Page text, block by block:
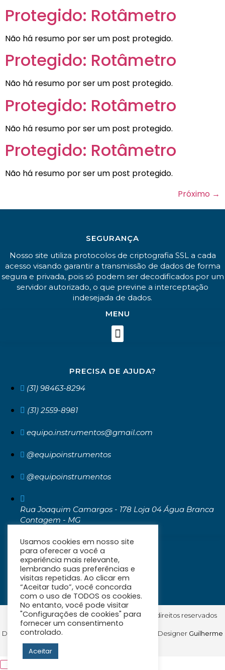
Protegido: Rotâmetro
Não há resumo por ser um post protegido.
Protegido: Rotâmetro
Não há resumo por ser um post protegido.
Protegido: Rotâmetro
Não há resumo por ser um post protegido.
Protegido: Rotâmetro
Não há resumo por ser um post protegido.
Próximo →
SEGURANÇA
Nosso site utiliza protocolos de criptografia SSL a cada
acesso visando garantir a transmissão de dados de forma
segura e privada, pois só podem ser decodificados por um
servidor autorizado, o que previne a interceptação
indesejada de dados.
MENU
PRECISA DE AJUDA?
(31) 98463-8294
(31) 2559-8981
equipo.instrumentos@gmail.com
@equipoinstrumentos
@equipoinstrumentos
Rua Joaquim Camargos - 178 Loja 04 Água Branca
Contagem - MG
© Equipo Instrumentos de Medição. Todos os direitos reservados
Desenvolvido porArticon Agência Digital | Web Designer Guilherme
Usamos cookies em nosso site
para oferecer a você a
experiência mais relevante,
lembrando suas preferências e
visitas repetidas. Ao clicar em
“Aceitar tudo”, você concorda
com o uso de TODOS os cookies.
No entanto, você pode visitar
"Configurações de cookies" para
fornecer um consentimento
controlado.
Aceitar